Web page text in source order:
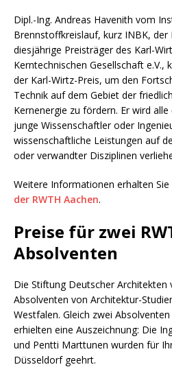
Dipl.-Ing. Andreas Havenith vom
Brennstoffkreislauf, kurz INBK, der
diesjährige Preisträger des Karl-
Kerntechnischen Gesellschaft e.V.,
der Karl-Wirtz-Preis, um den
Technik auf dem Gebiet der
Kernenergie zu fördern. Er wird
junge Wissenschaftler oder
wissenschaftliche Leistungen auf
oder verwandter Disziplinen
Weitere Informationen erhalten Sie
der RWTH Aachen.
Preise für zwei
Absolventen
Die Stiftung Deutscher Architekten
Absolventen von Architektur-
Westfalen. Gleich zwei
erhielten eine Auszeichnung: Die
und Pentti Marttunen wurden für
Düsseldorf geehrt.